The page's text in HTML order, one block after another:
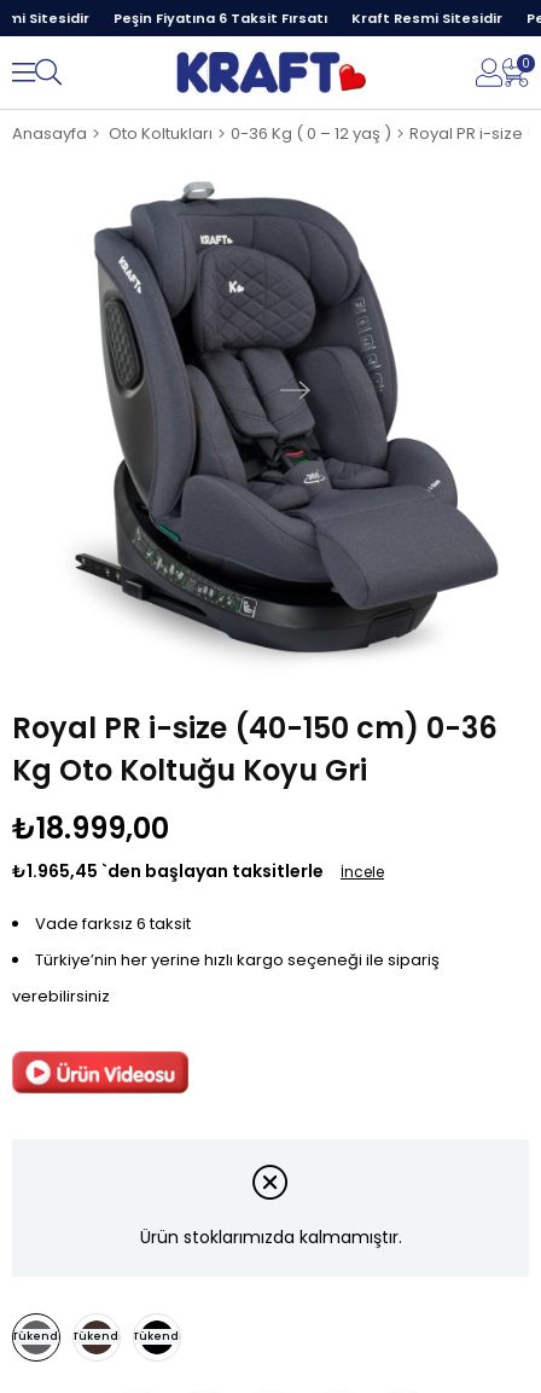
Sitesidir Peşin Fiyatına 6 Taksit Fırsatı Kraft Resmi Sitesidir
0
Anasayfa Oto Koltukları 0-36 Kg ( 0 – 12 yaş )
Royal PR i-size (40-150 cm) 0-36
Kg Oto Koltuğu Koyu Gri
₺18.999,00
₺1.965,45 `den başlayan taksitlerle İncele
Vade farksız 6 taksit
Türkiye’nin her yerine hızlı kargo seçeneği ile sipariş
verebilirsiniz
Ürün stoklarımızda kalmamıştır.
Tükendi Tükendi Tükendi